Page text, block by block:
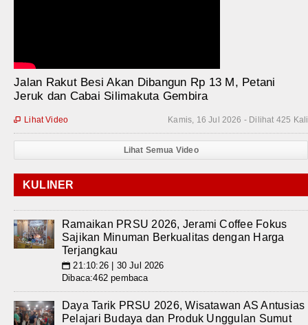
Jalan Rakut Besi Akan Dibangun Rp 13 M, Petani
Jeruk dan Cabai Silimakuta Gembira
Kamis, 16 Jul 2026 - Dilihat 425 Kali
 Lihat Video
Lihat Semua Video
KULINER
Ramaikan PRSU 2026, Jerami Coffee Fokus
Sajikan Minuman Berkualitas dengan Harga
Terjangkau
📅 21:10:26 | 30 Jul 2026
Dibaca:462 pembaca
Daya Tarik PRSU 2026, Wisatawan AS Antusias
Pelajari Budaya dan Produk Unggulan Sumut